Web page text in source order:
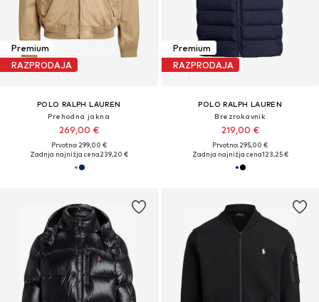
Premium
RAZPRODAJA
POLO RALPH LAUREN
Prehodna jakna
269,00 €
Prvotno: 299,00 €
Zadnja najnižja cena239,20 €
Premium
RAZPRODAJA
POLO RALPH LAUREN
Brezrokavnik
219,00 €
Prvotno: 295,00 €
Zadnja najnižja cena123,25 €